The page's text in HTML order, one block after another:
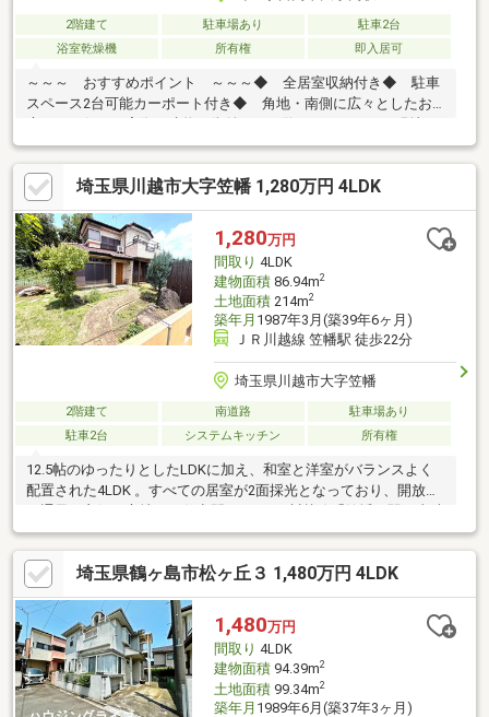
2階建て 駐車場あり
駐車2台
浴室乾燥機
所有権 即入居可
～～～ おすすめポイント ～～～◆ 全居室収納付き◆ 駐車
スペース2台可能カーポート付き◆ 角地・南側に広々としたお
て陽当りや周辺環境をご確認下さい！お好きな場所で待ち合わせ
やお迎えもOKです☆物件のご内覧は、平日・土日祝日問わず承っ
ております☆お気軽にお問い合わせください♪
埼玉県川越市大字笠幡 1,280万円 4LDK
1,280万円
間取り 4LDK
建物面積86.94m2
土地面積214m2
築年月 1987年3月(築39年6ヶ月)
ＪＲ川越線 笠幡駅 徒歩22分
埼玉県川越市大字笠幡
2階建て 南道路
駐車場あり
駐車2台
システムキッチン 所有権
12.5帖のゆったりとしたLDKに加え、和室と洋室がバランスよく
配置された4LDK 。すべての居室が2面採光となっており、開放感
東上線「鶴ヶ島」駅の2駅が利用可能 です。
埼玉県鶴ヶ島市松ヶ丘３ 1,480万円 4LDK
1,480万円
間取り 4LDK
建物面積94.39m2
土地面積99.34m2
築年月 1989年6月(築37年3ヶ月)